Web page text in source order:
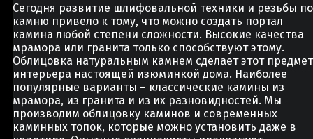
Сегодня развитие шлифовальной техники и резьбы по
камню привело к тому, что можно создать портал
камина любой степени сложности. Высокие качества
мрамора или гранита только способствуют этому.
Облицовка натуральным камнем сделает этот предмет
интерьера настоящей изюминкой дома. Наиболее
популярные варианты – классические камины из
мрамора, из гранита и из их разновидностей. Мы
производим облицовку каминов и современных
каминных топок, которые можно установить даже в